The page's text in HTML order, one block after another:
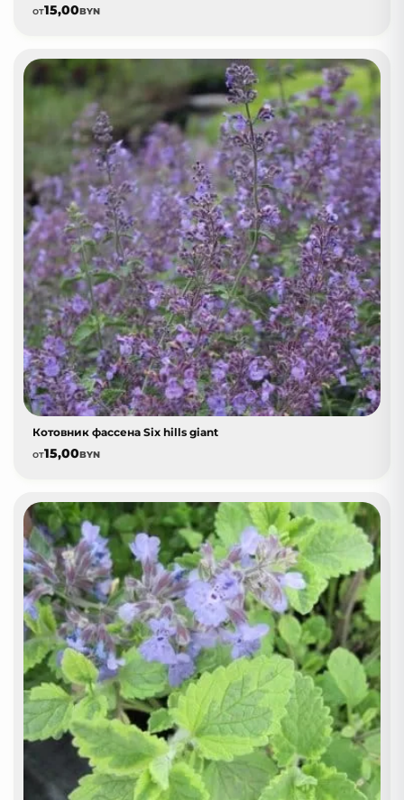
от15,00BYN
Котовник фассена Six hills giant
от15,00BYN